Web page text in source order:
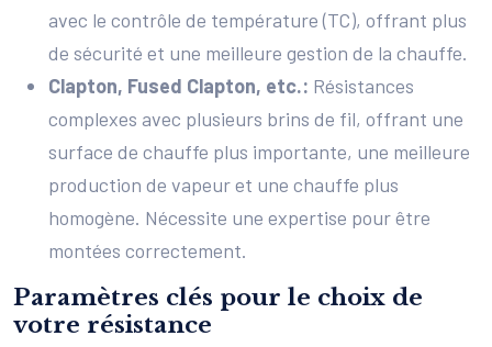
avec le contrôle de température (TC), offrant plus
de sécurité et une meilleure gestion de la chauffe.
Clapton, Fused Clapton, etc.: Résistances
complexes avec plusieurs brins de fil, offrant une
surface de chauffe plus importante, une meilleure
production de vapeur et une chauffe plus
homogène. Nécessite une expertise pour être
montées correctement.
Paramètres clés pour le choix de
votre résistance